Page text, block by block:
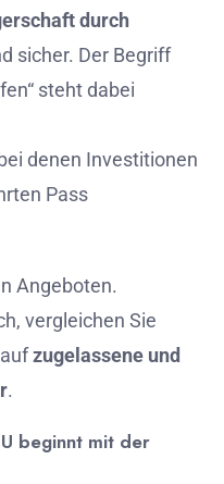
durch
sicher. Der Begriff
stehtdabei
denen Investitionen
Pass
Angeboten.
vergleichen Sie
aufzugelassene und
.
beginnt mit der